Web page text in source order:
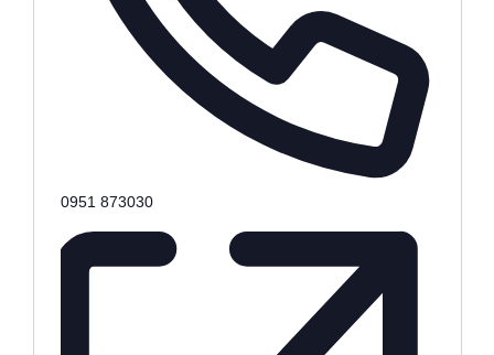
Telefon
0951 873030